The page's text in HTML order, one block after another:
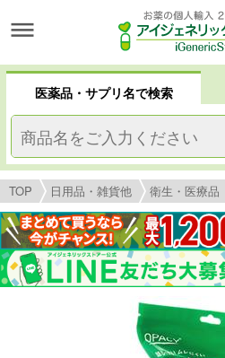
医薬品・サプリ名で検索
TOP 日用品・雑貨他 衛生・医療品